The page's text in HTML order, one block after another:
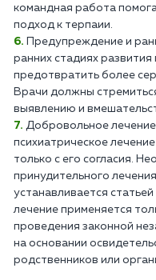
командная работа
подход к терпаии.
Предупреждение и
ранних стадиях развития
предотвратить более
Врачи должны
выявлению и
Добровольное
психиатрическое
только с его согласия.
принудительного
устанавливается
лечение применяется
проведения законной
на основании
родственников или